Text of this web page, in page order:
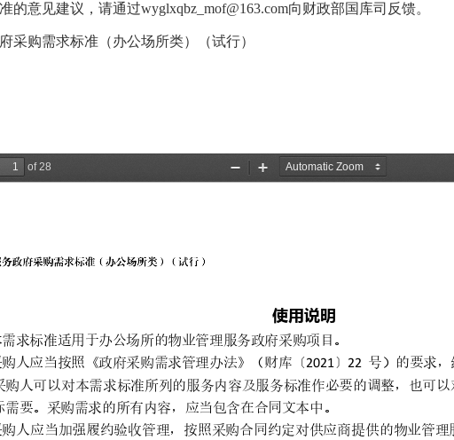
意见建议，请通过wyglxqbz_mof@163.com向财政部国库司反馈。
购需求标准（办公场所类）（试行）